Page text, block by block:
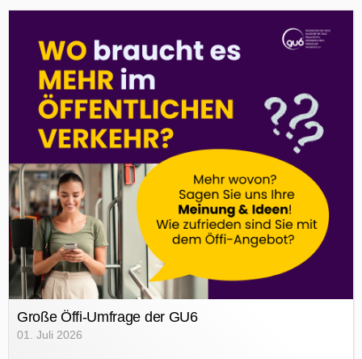
Große Öffi-Umfrage der GU6
01. Juli 2026